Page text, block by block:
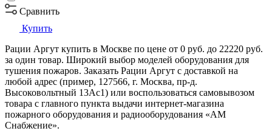
Сравнить
Купить
Рации Аргут купить в Москве по цене от 0 руб. до 22220 руб.
за один товар. Широкий выбор моделей оборудования для
тушения пожаров. Заказать Рации Аргут с доставкой на
любой адрес (пример, 127566, г. Москва, пр-д.
Высоковольтный 13Ас1) или воспользоваться самовывозом
товара с главного пункта выдачи интернет-магазина
пожарного оборудования и радиооборудования «АМ
Снабжение».